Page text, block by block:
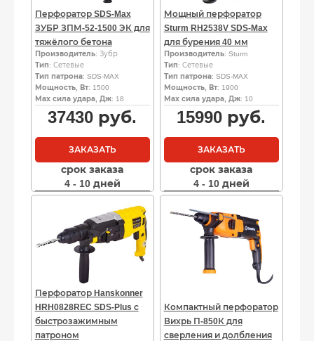
Перфоратор SDS-Max
ЗУБР ЗПМ-52-1500 ЭК для
тяжёлого бетона
Производитель: Зубр
Тип: Сетевые
Тип патрона: SDS-MAX
Мощность, Вт: 1500
Мах сила удара, Дж: 18
37430 руб.
ЗАКАЗАТЬ
срок заказа
4 - 10 дней
Мощный перфоратор
Sturm RH2538V SDS-Max
для бурения 40 мм
Производитель: Sturm
Тип: Сетевые
Тип патрона: SDS-MAX
Мощность, Вт: 1900
Мах сила удара, Дж: 10
15990 руб.
ЗАКАЗАТЬ
срок заказа
4 - 10 дней
Перфоратор Hanskonner
HRH0828REC SDS-Plus с
быстрозажимным
патроном
Компактный перфоратор
Вихрь П-850К для
сверления и долбления